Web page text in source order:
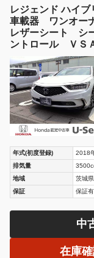
レジェンド ハイ
車載器 ワンオー
レザーシート シ
ントロール ＶＳ
年式(初度登録) 2018
排気量
地域
茨城県
保証
保証
中
在庫